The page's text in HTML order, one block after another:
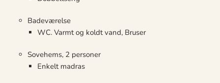
Badeværelse
WC. Varmt og koldt vand, Bruser
Sovehems, 2 personer
Enkelt madras